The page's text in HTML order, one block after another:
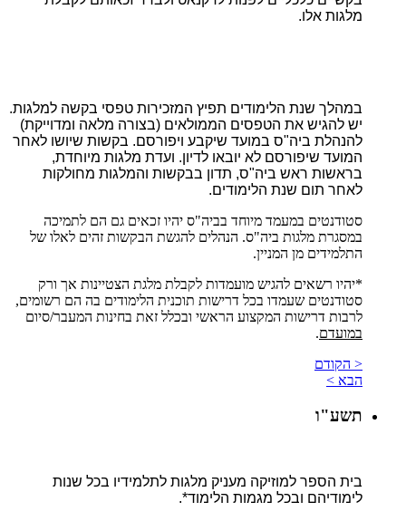
מלגות אלו.
במהלך שנת הלימודים תפיץ המזכירות טפסי בקשה למלגות.
יש להגיש את הטפסים הממולאים (בצורה מלאה ומדוייקת)
להנהלת ביה"ס במועד שיקבע ויפורסם. בקשות שיושו לאחר
המועד שיפורסם לא יובאו לדיון. ועדת מלגות מיוחדת,
בראשות ראש ביה"ס, תדון בבקשות והמלגות מחולקות
לאחר תום שנת הלימודים.
סטודנטים במעמד מיוחד בביה"ס יהיו זכאים גם הם לתמיכה
במסגרת מלגות ביה"ס. הנהלים להגשת הבקשות זהים לאלו של
התלמידים מן המניין.
*יהיו רשאים להגיש מועמדות לקבלת מלגת הצטיינות אך ורק
סטודנטים שעמדו בכל דרישות תוכנית הלימודים בה הם רשומים,
לרבות דרישות המקצוע הראשי ובכלל זאת בחינות המעבר/סיום
במועדם.
< הקודם
הבא >
תשע"ו
בית הספר למוזיקה מעניק מלגות לתלמידיו בכל שנות
לימודיהם ובכל מגמות הלימוד*.